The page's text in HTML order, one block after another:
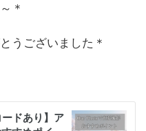
＊
うございました＊